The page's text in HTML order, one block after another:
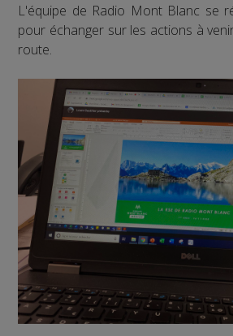
L'équipe de Radio Mont Blanc se
pour échanger sur les actions à
route.